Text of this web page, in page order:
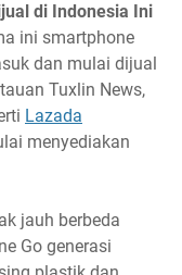
di Indonesia Ini
ini smartphone
dan mulai dijual
Tuxlin News,
Lazada
menyediakan
jauh berbeda
Go generasi